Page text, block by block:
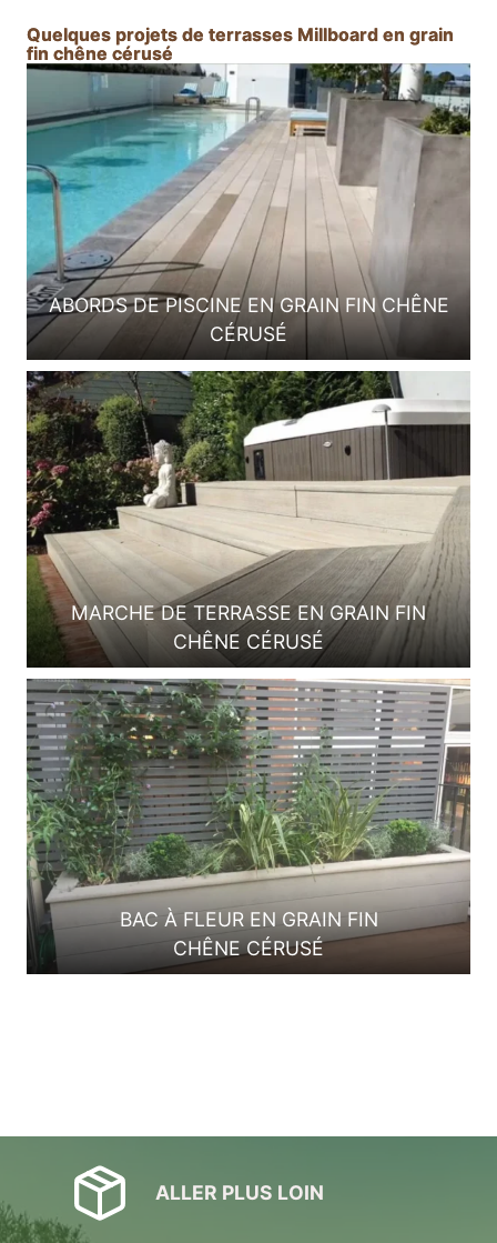
Quelques projets de terrasses Millboard en grain
fin chêne cérusé
ABORDS DE PISCINE EN GRAIN FIN CHÊNE
CÉRUSÉ
MARCHE DE TERRASSE EN GRAIN FIN
CHÊNE CÉRUSÉ
BAC À FLEUR EN GRAIN FIN
CHÊNE CÉRUSÉ
ALLER PLUS LOIN